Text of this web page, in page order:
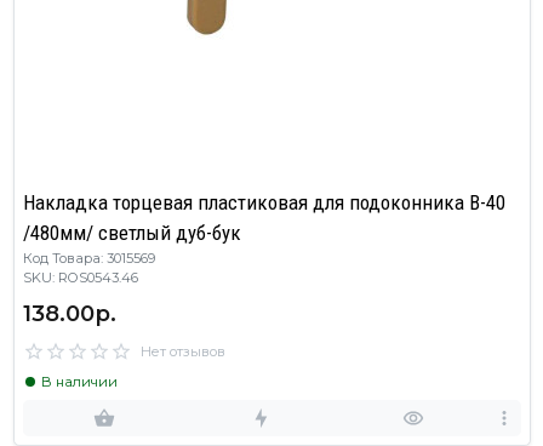
Накладка торцевая пластиковая для подоконника В-40
/480мм/ светлый дуб-бук
Код Товара: 3015569
SKU: ROS0543.46
138.00р.
Нет отзывов
В наличии